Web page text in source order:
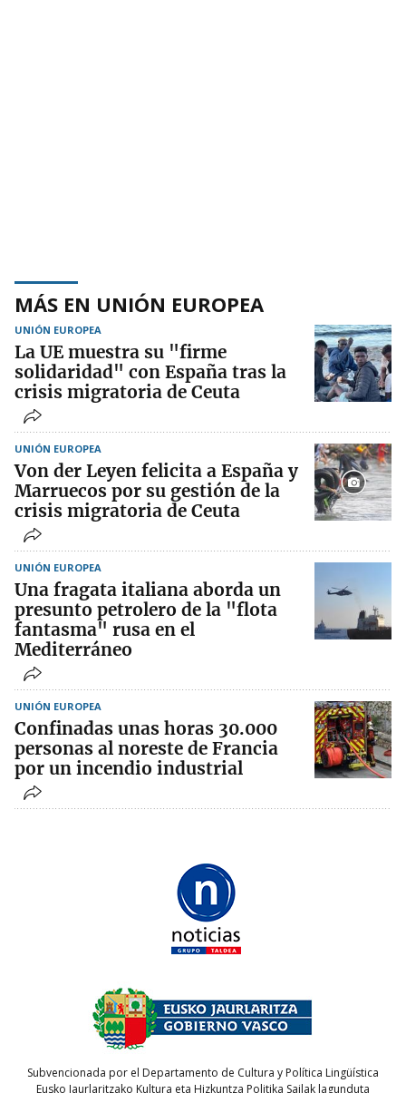
MÁS EN UNIÓN EUROPEA
UNIÓN EUROPEA
La UE muestra su "firme
solidaridad" con España tras la
crisis migratoria de Ceuta
UNIÓN EUROPEA
Von der Leyen felicita a España y
Marruecos por su gestión de la
crisis migratoria de Ceuta
UNIÓN EUROPEA
Una fragata italiana aborda un
presunto petrolero de la "flota
fantasma" rusa en el
Mediterráneo
UNIÓN EUROPEA
Confinadas unas horas 30.000
personas al noreste de Francia
por un incendio industrial
Subvencionada por el Departamento de Cultura y Política Lingüística
Eusko Jaurlaritzako Kultura eta Hizkuntza Politika Sailak lagunduta